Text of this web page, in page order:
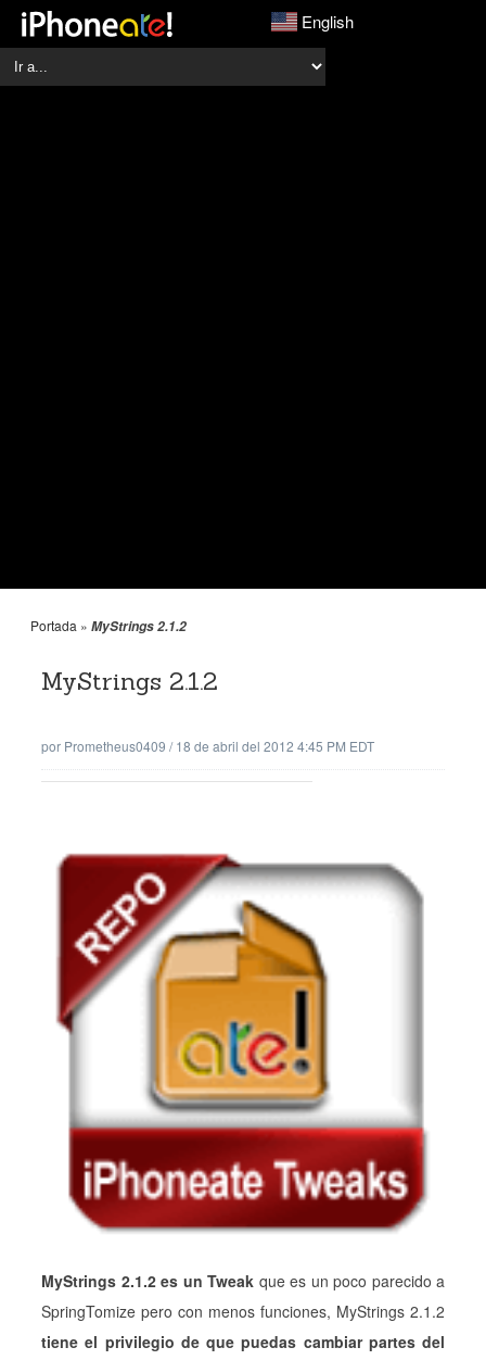
English
Portada » MyStrings 2.1.2
MyStrings 2.1.2
por Prometheus0409 /18 de abril del 2012 4:45 PM EDT
MyStrings 2.1.2 es un Tweak que es un poco parecido a
SpringTomize pero con menos funciones, MyStrings 2.1.2
tiene el privilegio de que puedas cambiar partes del